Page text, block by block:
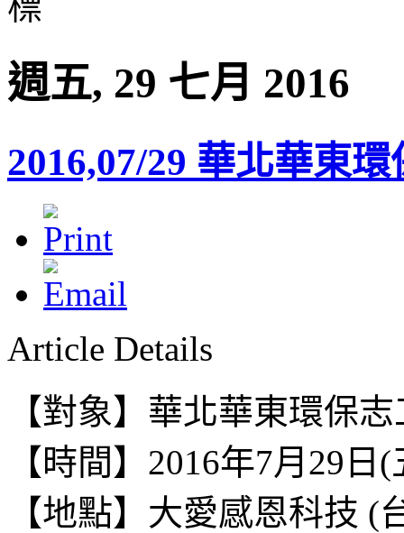
週五, 29 七月 2016
2016,07/29 華北華東
Article Details
【對象】華北華東環保志
【時間】2016年7月29日(
【地點】 大愛感恩科技 (